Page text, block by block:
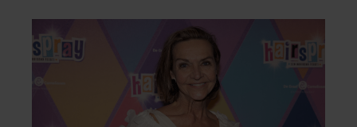
zonovergoten bestemming én vertelt ze hoe
bijzonder de reis voor haar is geweest.